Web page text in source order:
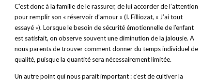
C’est donc à la famille de le rassurer, de lui accorder de l’attention
pour remplir son « réservoir d’amour » (I. Filliozat, « J’ai tout
essayé »). Lorsque le besoin de sécurité émotionnelle de l’enfant
est satisfait, on observe souvent une diminution de la jalousie. A
nous parents de trouver comment donner du temps individuel de
qualité, puisque la quantité sera nécessairement limitée.
Un autre point qui nous parait important : c’est de cultiver la